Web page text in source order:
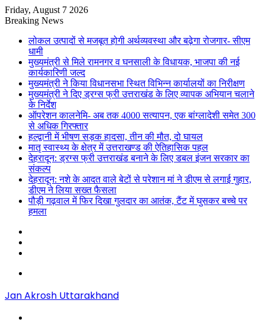
Friday, August 7 2026
Breaking News
लोकल उत्पादों से मजबूत होगी अर्थव्यवस्था और बढ़ेगा रोजगार- सीएम
धामी
मुख्यमंत्री से मिले रामनगर व घनसाली के विधायक, भाजपा की नई
कार्यकारिणी जल्द
मुख्यमंत्री ने किया विधानसभा स्थित विभिन्न कार्यालयों का निरीक्षण
मुख्यमंत्री ने दिए ड्रग्स फ्री उत्तराखंड के लिए व्यापक अभियान चलाने
के निर्देश
ऑपरेशन कालनेमि- अब तक 4000 सत्यापन, एक बांग्लादेशी समेत 300
से अधिक गिरफ्तार
हल्द्वानी में भीषण सड़क हादसा, तीन की मौत, दो घायल
मातृ स्वास्थ्य के क्षेत्र में उत्तराखण्ड की ऐतिहासिक पहल
देहरादून: ड्रग्स फ्री उत्तराखंड बनाने के लिए डबल इंजन सरकार का
संकल्प
देहरादून: नशे के आदत वाले बेटों से परेशान मां ने डीएम से लगाई गुहार,
डीएम ने लिया सख्त फैसला
पौड़ी गढ़वाल में फिर दिखा गुलदार का आतंक, टैंट में घुसकर बच्चे पर
हमला
Jan Akrosh Uttarakhand